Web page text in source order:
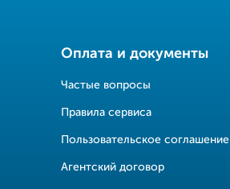
Оплата и документы
Частые вопросы
Правила сервиса
Пользовательское соглашение
Агентский договор